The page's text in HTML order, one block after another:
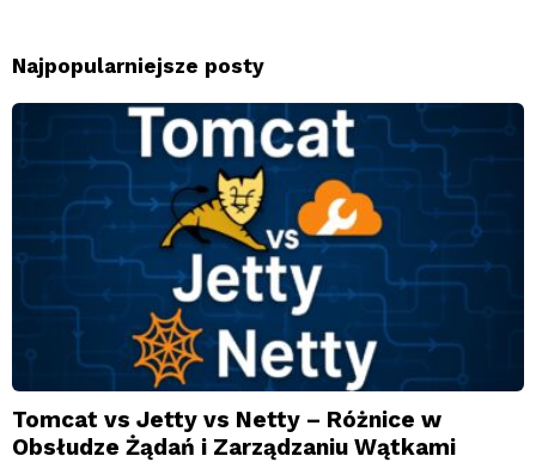
Najpopularniejsze posty
Tomcat vs Jetty vs Netty – Różnice w
Obsłudze Żądań i Zarządzaniu Wątkami